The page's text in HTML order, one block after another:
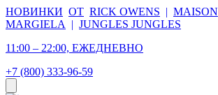
НОВИНКИ ОТ RICK OWENS | MAISON
MARGIELA
| JUNGLES JUNGLES
11:00 – 22:00, ЕЖЕДНЕВНО
+7 (800) 333-96-59